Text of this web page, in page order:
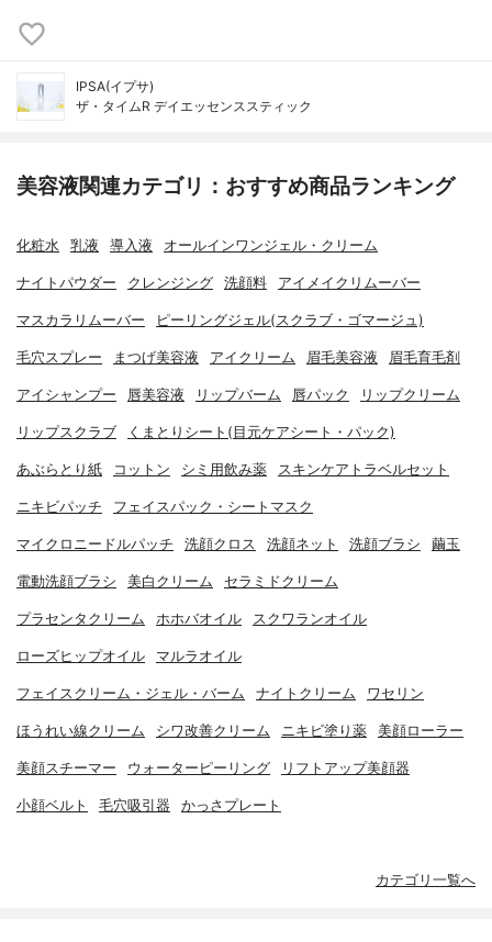
IPSA(イプサ)
ザ・タイムR デイエッセンススティック
美容液関連カテゴリ：おすすめ商品ランキング
化粧水 乳液 導入液 オールインワンジェル・クリーム
ナイトパウダー クレンジング 洗顔料 アイメイクリムーバー
マスカラリムーバー ピーリングジェル(スクラブ・ゴマージュ)
毛穴スプレー まつげ美容液 アイクリーム 眉毛美容液 眉毛育毛剤
アイシャンプー 唇美容液 リップバーム 唇パック リップクリーム
リップスクラブ くまとりシート(目元ケアシート・パック)
あぶらとり紙 コットン シミ用飲み薬 スキンケアトラベルセット
ニキビパッチ フェイスパック・シートマスク
マイクロニードルパッチ 洗顔クロス 洗顔ネット 洗顔ブラシ 繭玉
電動洗顔ブラシ 美白クリーム セラミドクリーム
プラセンタクリーム ホホバオイル スクワランオイル
ローズヒップオイル マルラオイル
フェイスクリーム・ジェル・バーム ナイトクリーム ワセリン
ほうれい線クリーム シワ改善クリーム ニキビ塗り薬 美顔ローラー
美顔スチーマー ウォーターピーリング リフトアップ美顔器
小顔ベルト 毛穴吸引器 かっさプレート
カテゴリ一覧へ